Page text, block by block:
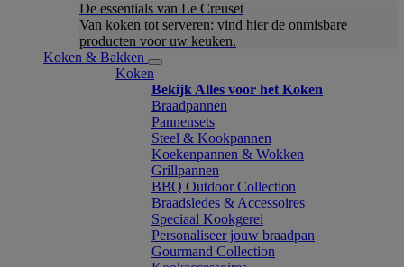
De essentials van Le Creuset
Van koken tot serveren: vind hier de onmisbare
producten voor uw keuken.
Koken & Bakken
Koken
Bekijk Alles voor het Koken
Braadpannen
Pannensets
Steel & Kookpannen
Koekenpannen & Wokken
Grillpannen
BBQ Outdoor Collection
Braadsledes & Accessoires
Speciaal Kookgerei
Personaliseer jouw braadpan
Gourmand Collection